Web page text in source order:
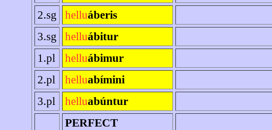
2.sg
helluáberis
3.sg
helluábitur
1.pl
helluábimur
2.pl
helluabímini
3.pl
helluabúntur
PERFECT